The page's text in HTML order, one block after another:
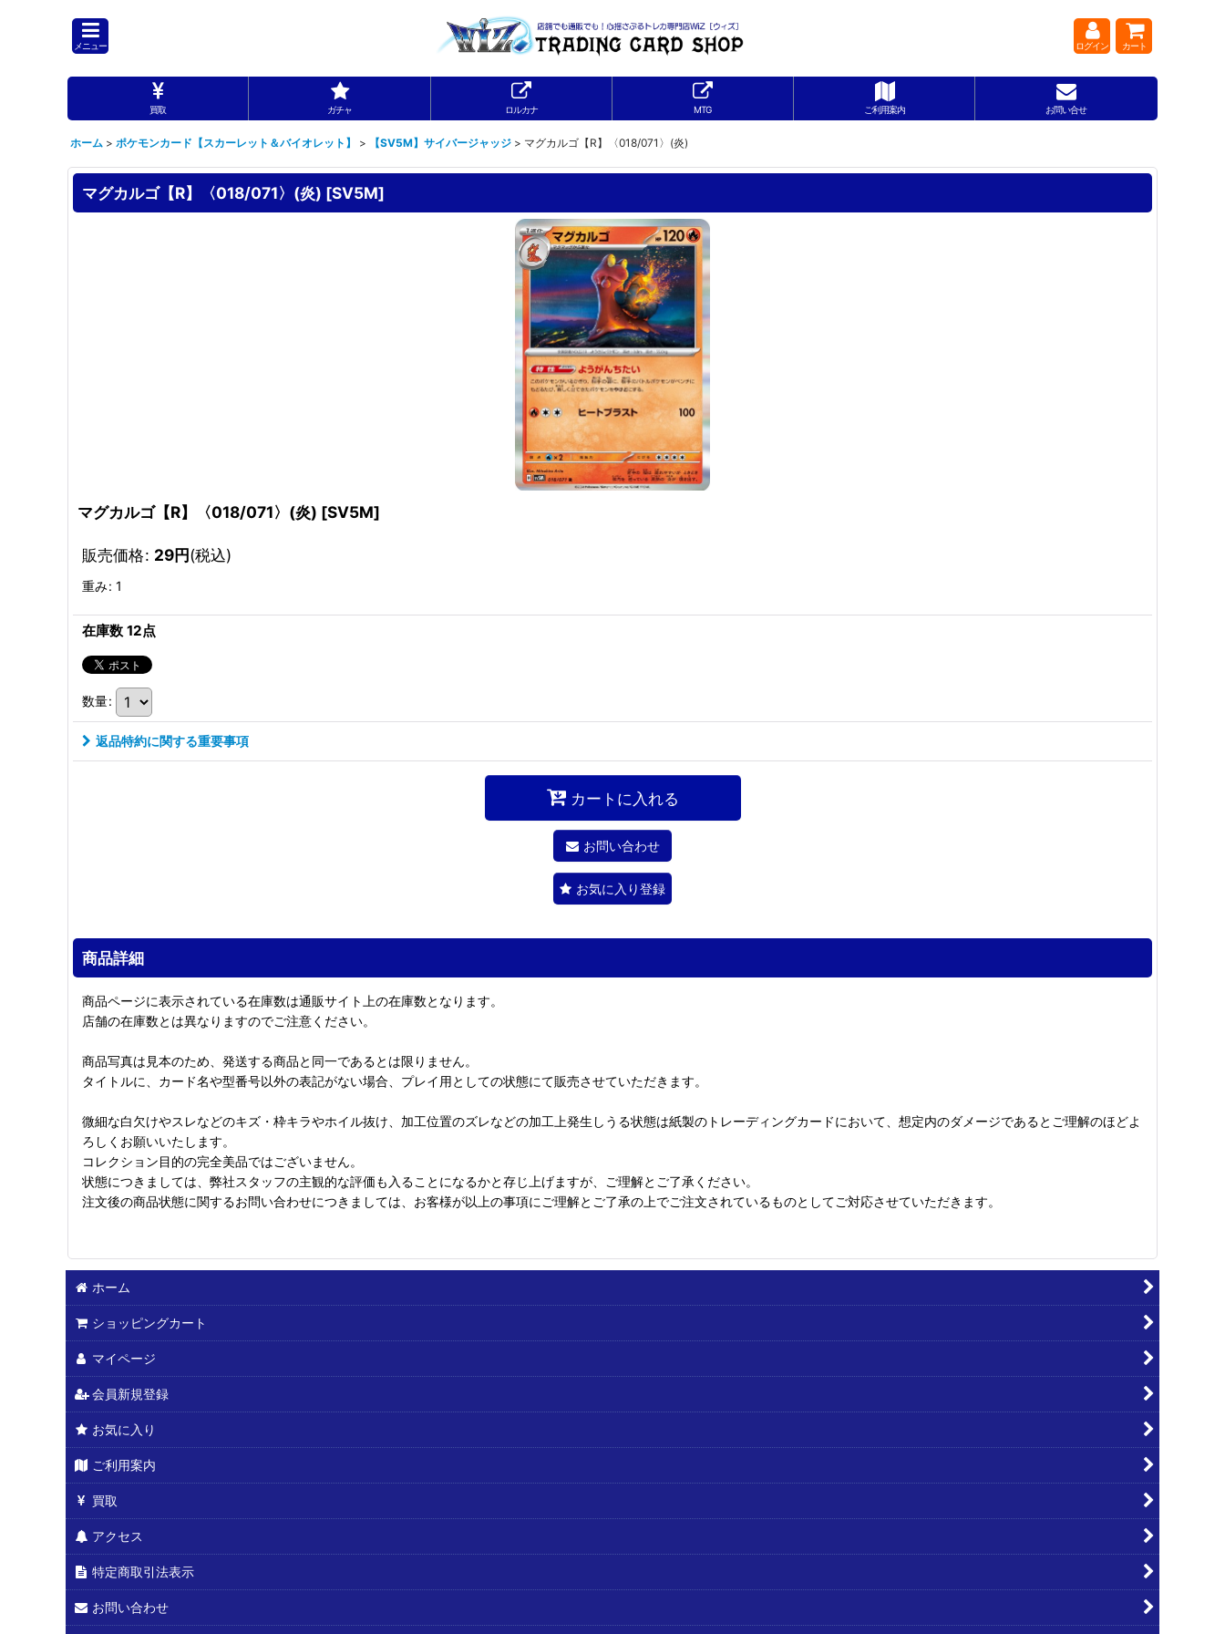
メニュー ログイン カート
買取 ガチャ ロルカナ MTG ご利用案内 お問い合せ
ホーム > ポケモンカード【スカーレット＆バイオレット】 > 【SV5M】サイバージャッジ > マグカルゴ【R】〈018/071〉(炎)
マグカルゴ【R】〈018/071〉(炎) [SV5M]
マグカルゴ【R】〈018/071〉(炎) [SV5M]
販売価格: 29円(税込)
重み: 1
在庫数 12点
数量:
返品特約に関する重要事項
カートに入れる
お問い合わせ
お気に入り登録
商品詳細
商品ページに表示されている在庫数は通販サイト上の在庫数となります。
店舗の在庫数とは異なりますのでご注意ください。
商品写真は見本のため、発送する商品と同一であるとは限りません。
タイトルに、カード名や型番号以外の表記がない場合、プレイ用としての状態にて販売させていただきます。
微細な白欠けやスレなどのキズ・枠キラやホイル抜け、加工位置のズレなどの加工上発生しうる状態は紙製のトレーディングカードにおいて、想定内のダメージであるとご理解のほどよ
ろしくお願いいたします。
コレクション目的の完全美品ではございません。
状態につきましては、弊社スタッフの主観的な評価も入ることになるかと存じ上げますが、ご理解とご了承ください。
注文後の商品状態に関するお問い合わせにつきましては、お客様が以上の事項にご理解とご了承の上でご注文されているものとしてご対応させていただきます。
ホーム
ショッピングカート
マイページ
会員新規登録
お気に入り
ご利用案内
買取
アクセス
特定商取引法表示
お問い合わせ